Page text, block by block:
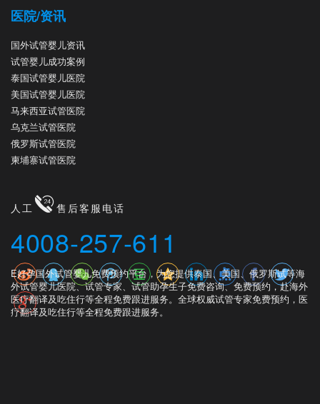
医院/资讯
国外试管婴儿资讯
试管婴儿成功案例
泰国试管婴儿医院
美国试管婴儿医院
马来西亚试管医院
乌克兰试管医院
俄罗斯试管医院
柬埔寨试管医院
人工 售后客服电话
4008-257-611
E好孕国外试管婴儿免费预约平台，为您提供泰国、美国、俄罗斯试等海
外试管婴儿医院、试管专家、试管助孕生子免费咨询、免费预约，赴海外
医疗翻译及吃住行等全程免费跟进服务。全球权威试管专家免费预约，医
疗翻译及吃住行等全程免费跟进服务。